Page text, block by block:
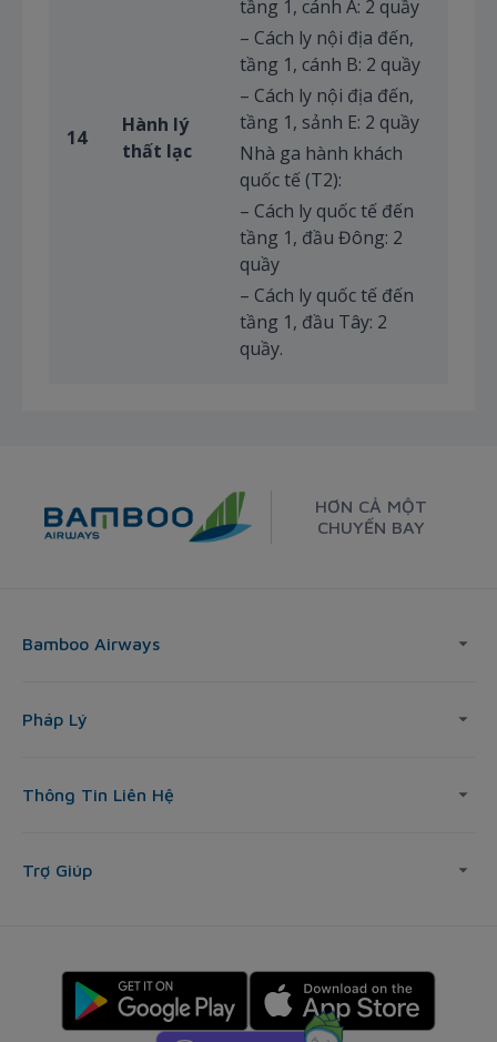
14
Hành lý
thất lạc
tầng 1, cánh A: 2 quầy
– Cách ly nội địa đến,
tầng 1, cánh B: 2 quầy
– Cách ly nội địa đến,
tầng 1, sảnh E: 2 quầy
Nhà ga hành khách
quốc tế (T2):
– Cách ly quốc tế đến
tầng 1, đầu Đông: 2
quầy
– Cách ly quốc tế đến
tầng 1, đầu Tây: 2
quầy.
HƠN CẢ MỘT
CHUYẾN BAY
Bamboo Airways
Pháp Lý
Thông Tin Liên Hệ
Trợ Giúp